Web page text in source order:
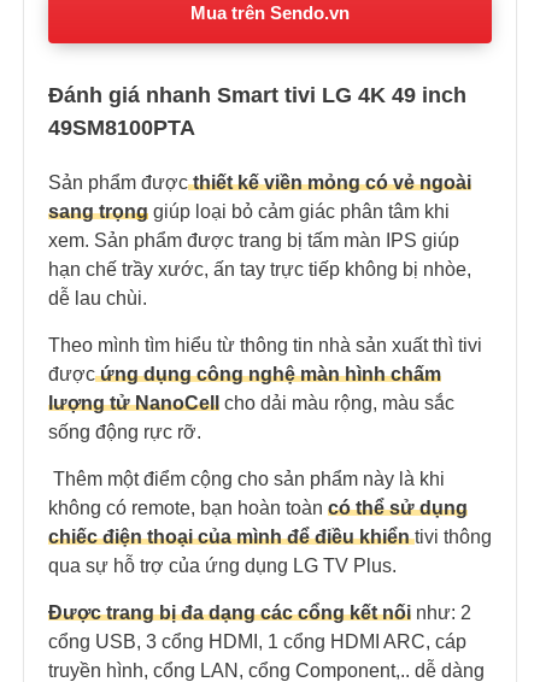
Mua trên Sendo.vn
Đánh giá nhanh Smart tivi LG 4K 49 inch
49SM8100PTA
Sản phẩm đượcthiết kế viền mỏng có vẻ ngoài
sang trọng giúp loại bỏ cảm giác phân tâm khi
xem. Sản phẩm được trang bị tấm màn IPS giúp
hạn chế trầy xước, ấn tay trực tiếp không bị nhòe,
dễ lau chùi.
Theo mình tìm hiểu từ thông tin nhà sản xuất thì tivi
đượcứng dụng công nghệ màn hình chấm
lượng tử NanoCell cho dải màu rộng, màu sắc
sống động rực rỡ.
Thêm một điểm cộng cho sản phẩm này là khi
không có remote, bạn hoàn toàn có thể sử dụng
chiếc điện thoại của mình để điều khiển tivi thông
qua sự hỗ trợ của ứng dụng LG TV Plus.
Được trang bị đa dạng các cổng kết nối như: 2
cổng USB, 3 cổng HDMI, 1 cổng HDMI ARC, cáp
truyền hình, cổng LAN, cổng Component,.. dễ dàng